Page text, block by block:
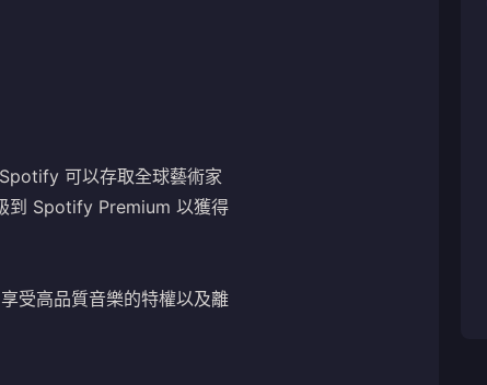
可以存取全球藝術家
到 Spotify Premium 以獲得
受高品質音樂的特權以及離